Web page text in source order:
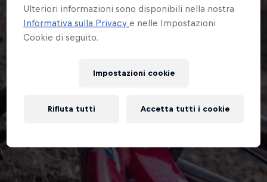
Ulteriori informazioni sono disponibili nella nostra
Informativa sulla Privacye nelle Impostazioni
Cookie di seguito.
Impostazioni cookie
Rifiuta tutti Accetta tutti i cookie